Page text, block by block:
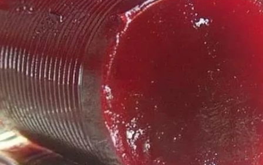
competentes e afirmou confiar no devido
processo legal.
Enquanto isso, o aniversário de Valentina acabou
ganhando um significado ainda mais especial
para os familiares. O que deveria ser apenas uma
comemoração infantil tornou-se também um
símbolo de união e apoio mútuo em um momento
sensível.